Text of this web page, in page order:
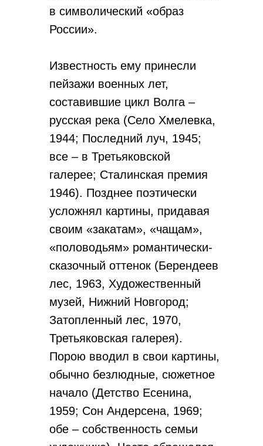
в символический «образ
России».
Известность ему принесли
пейзажи военных лет,
составившие цикл Волга –
русская река (Село Хмелевка,
1944; Последний луч, 1945;
все – в Третьяковской
галерее; Сталинская премия
1946). Позднее поэтически
усложнял картины, придавая
своим «закатам», «чащам»,
«половодьям» романтически-
сказочный оттенок (Берендеев
лес, 1963, Художественный
музей, Нижний Новгород;
Затопленный лес, 1970,
Третьяковская галерея).
Порою вводил в свои картины,
обычно безлюдные, сюжетное
начало (Детство Есенина,
1959; Сон Андерсена, 1969;
обе – собственность семьи